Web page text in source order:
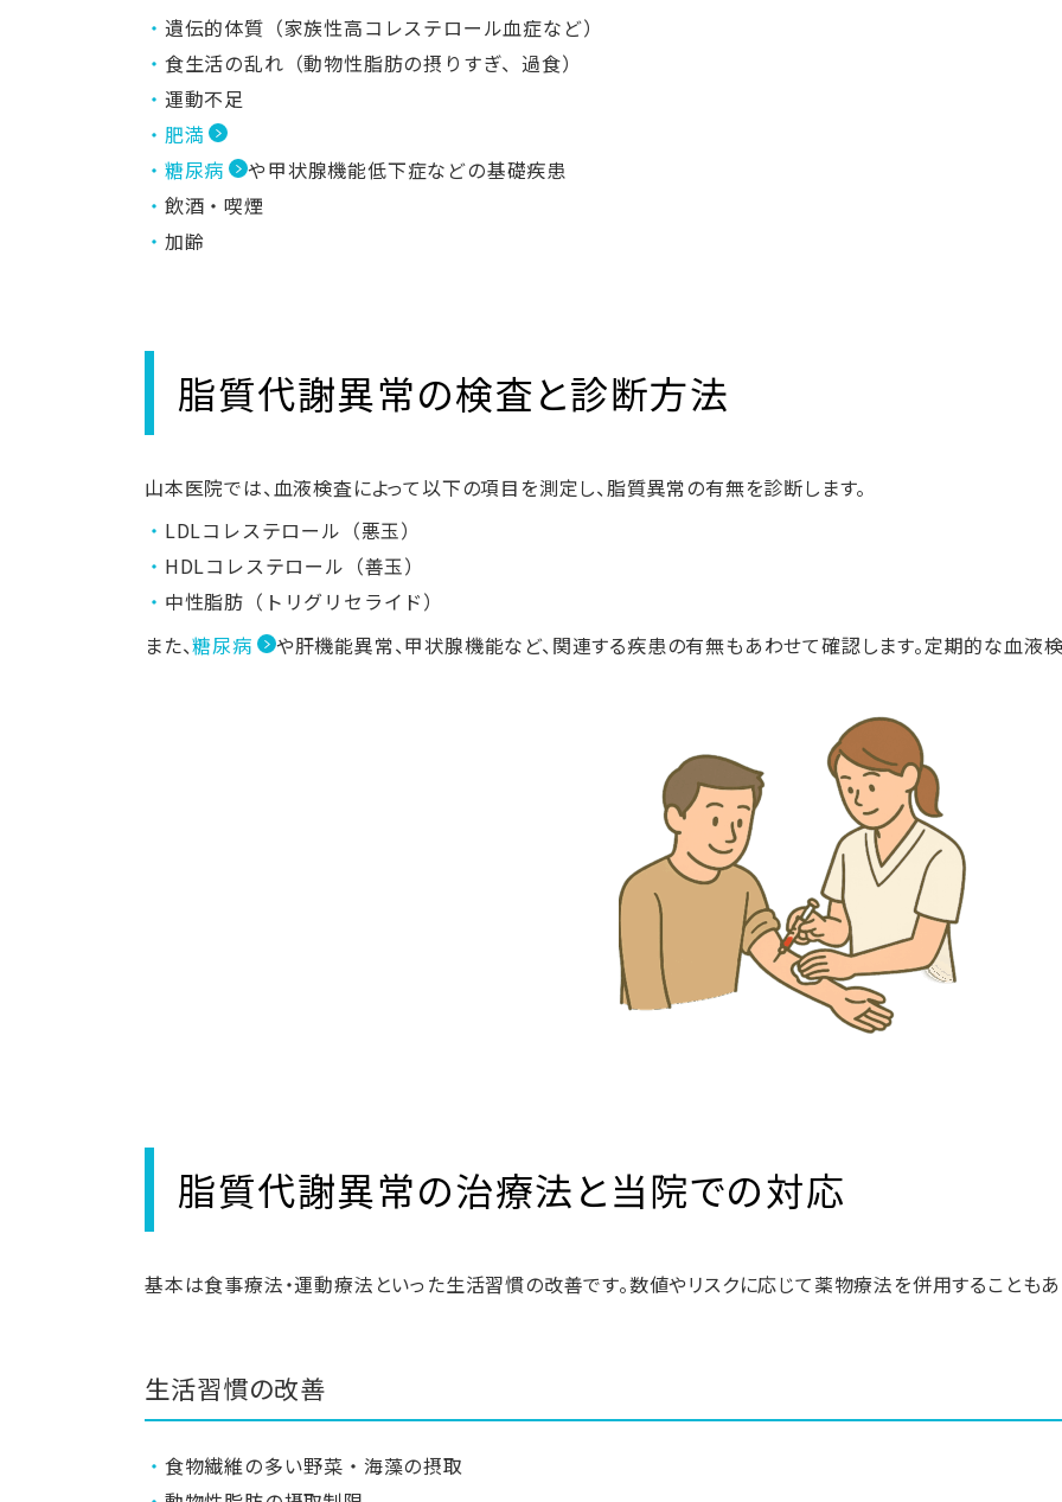
遺伝的体質（家族性高コレステロール血症など）
食生活の乱れ（動物性脂肪の摂りすぎ、過食）
運動不足
肥満
糖尿病
や甲状腺機能低下症などの基礎疾患
飲酒・喫煙
加齢
脂質代謝異常の検査と診断方法
山本医院では、血液検査によって以下の項目を測定し、脂質異常の有無を診断します。
LDLコレステロール（悪玉）
HDLコレステロール（善玉）
中性脂肪（トリグリセライド）
また、糖尿病 や肝機能異常、甲状腺機能など、関連する疾患の有無もあわせて確認します。定期的な血液
脂質代謝異常の治療法と当院での対応
基本は食事療法・運動療法といった生活習慣の改善です。数値やリスクに応じて薬物療法を併用することもあ
生活習慣の改善
食物繊維の多い野菜・海藻の摂取